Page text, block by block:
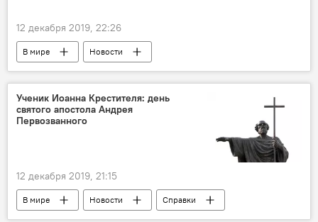
12 декабря 2019, 22:26
В мире Новости
Ученик Иоанна Крестителя: день
святого апостола Андрея
Первозванного
12 декабря 2019, 21:15
В мире Новости Справки